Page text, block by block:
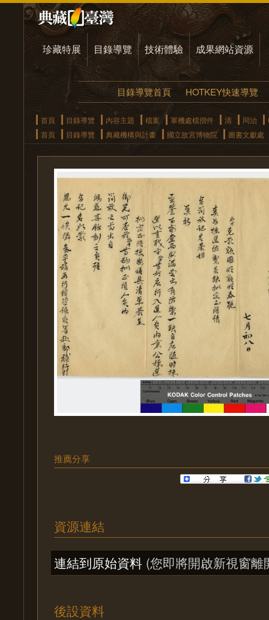
珍藏特展 目錄導覽 技術體驗 成果網站資源
目錄導覽首頁 HOTKEY快速導覽
首頁 目錄導覽 內容主題 檔案 軍機處檔摺件 清 同治
首頁
目錄導覽 典藏機構與計畫 國立故宮博物院 圖書文獻處
推薦分享
資源連結
連結到原始資料 (您即將開啟新視窗離
後設資料